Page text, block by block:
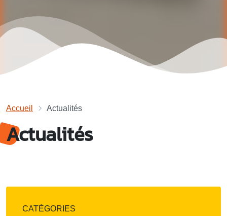
Accueil Actualités
Actualités
CATÉGORIES